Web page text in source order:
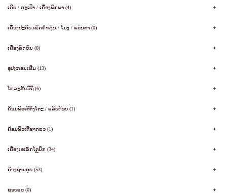
ເກີບ / ກະເປົາ / ເຄື່ອງພົກພາ (4)
ເຄື່ອງປະດັບ ເພັດຄໍາເງິນ / ໂມງ / ແວ່ນຕາ (0)
ເຄື່ອງລົດຍົນ (0)
ອຸປະກອນເສີມ (13)
ໂທລະສັບມືຖື (6)
ຄັອມພິວເຕີຕັ້ງໂຕະ / ແລັບທັອບ (1)
ຄັອມພິວເຕີຮາດແວ (1)
ເຄື່ອງເອເລັກໂຕຼນິກ (34)
ກ້ອງຖ່າຍຮູບ (53)
ຊອບແວ (0)